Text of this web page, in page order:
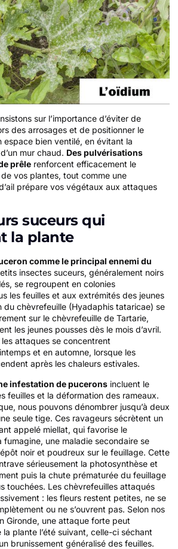
sur l’importance d’éviter de
des arrosages et de positionner le
espace bien ventilé, en évitant la
mur chaud. Des pulvérisations
prêle renforcent efficacement le
vos plantes, tout comme une
prépare vos végétaux aux attaques
suceurs qui
la plante
comme le principal ennemi du
insectes suceurs, généralement noirs
se regroupent en colonies
les feuilles et aux extrémités des jeunes
du chèvrefeuille (Hyadaphis tataricae) se
sur le chèvrefeuille de Tartarie,
les jeunes pousses dès le mois d’avril.
attaques se concentrent
et en automne, lorsque les
après les chaleurs estivales.
infestation de pucerons incluent le
feuilles et la déformation des rameaux.
nous pouvons dénombrer jusqu’à deux
seule tige. Ces ravageurs sécrètent un
appelé miellat, qui favorise le
une maladie secondaire se
noir et poudreux sur le feuillage. Cette
sérieusement la photosynthèse et
puis la chute prématurée du feuillage
touchées. Les chèvrefeuilles attaqués
: les fleurs restent petites, ne se
ou ne s’ouvrent pas. Selon nos
Gironde, une attaque forte peut
plante l’été suivant, celle-ci séchant
brunissement généralisé des feuilles.